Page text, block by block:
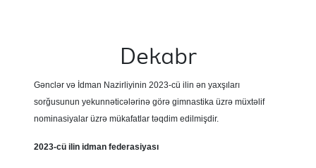
Dekabr
Gənclər və İdman Nazirliyinin 2023-cü ilin ən yaxşıları
sorğusunun yekunnəticələrinə görə gimnastika üzrə müxtəlif
nominasiyalar üzrə mükafatlar təqdim edilmişdir.
2023-cü ilin idman federasiyası